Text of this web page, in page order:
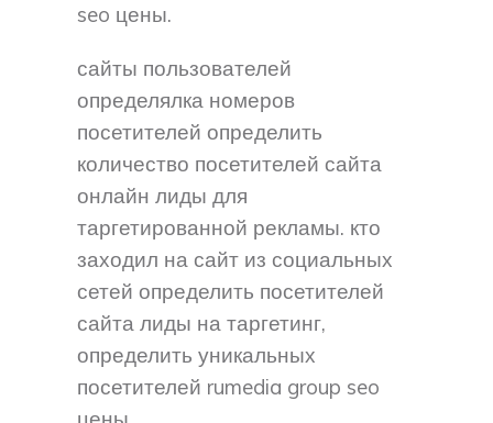
seo цены.
сайты пользователей
определялка номеров
посетителей определить
количество посетителей сайта
онлайн лиды для
таргетированной рекламы. кто
заходил на сайт из социальных
сетей определить посетителей
сайта лиды на таргетинг,
определить уникальных
посетителей rumedia group seo